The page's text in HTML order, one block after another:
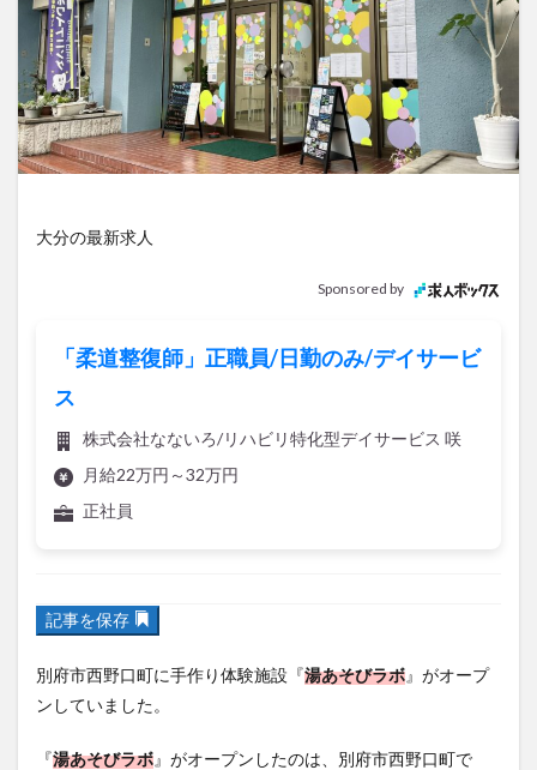
大分の最新求人
Sponsored by
「柔道整復師」正職員/日勤のみ/デイサービ
ス
株式会社なないろ/リハビリ特化型デイサービス 咲
月給22万円～32万円
正社員
別府市西野口町に手作り体験施設『
ンしていました。
す。
むし湯
わさだタウン
わったん
アイススケート
アウトドア
アサイーボウル
アフリカンサファリ
アミュプラザおおいた
アレンジレシピ
アートプラザ
イタリア料理
イベント
イルミネーション
インド料理
グルメ
サウナ
ジャマイカ料理
ジャークチキン
スイーツ
フルーツ
ヘルシー
ホーバークラフト
ミヤマキリシマ
ラクテンチ
ラバーダック